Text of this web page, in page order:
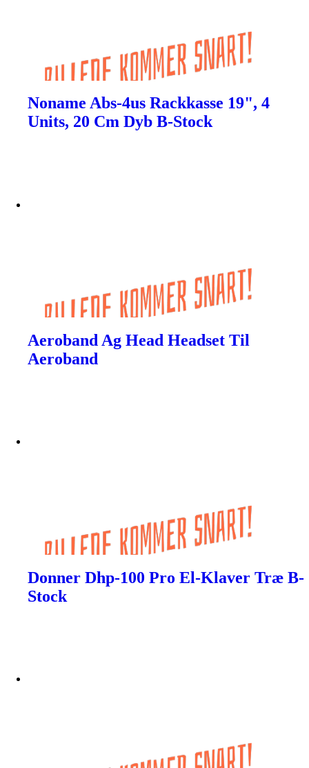
Noname Abs-4us Rackkasse 19", 4
Units, 20 Cm Dyb B-Stock
Aeroband Ag Head Headset Til
Aeroband
Donner Dhp-100 Pro El-Klaver Træ B-
Stock